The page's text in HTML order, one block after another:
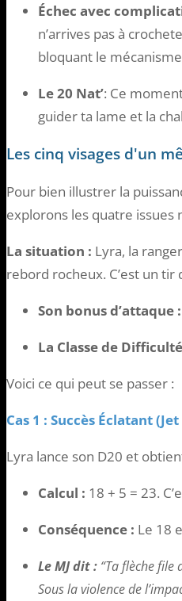
Échec avec
n’arrives pas à
bloquant le
Le 20 Nat’: Ce
guider ta lame et la
Les cinq visages d'un
Pour bien illustrer la
explorons les quatre issues
La situation : Lyra, la
rebord rocheux. C’est un tir
Son bonus d’attaque :
La Classe de
Voici ce qui peut se passer :
Cas 1 : Succès Éclatant
Lyra lance son D20 et
Calcul : 18 + 5 = 23.
Conséquence : Le 18
Le MJ dit : “Ta flèche file
Sous la violence de